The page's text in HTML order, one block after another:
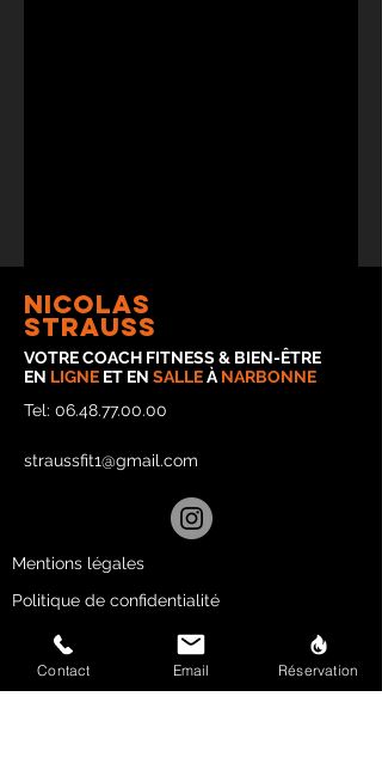
nicolas
strauss
VOTRE COACH FITNESS & BIEN-ÊTRE
EN LIGNE ET EN SALLEÀ NARBONNE
Tel: 06.48.77.00.00
straussfit1@gmail.com
Mentions légales
Politique de confidentialité
CONTACTEZ
STRAUSSFIT
Contact Email Réservation